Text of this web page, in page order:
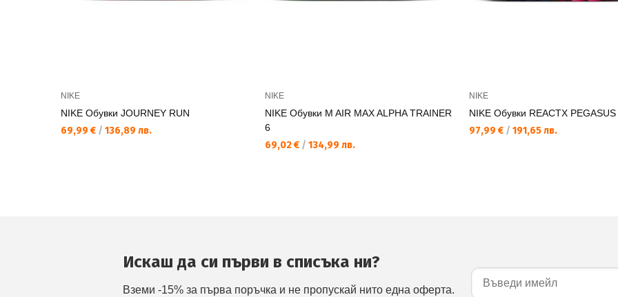
NIKE
NIKE Обувки JOURNEY RUN
69,99 € / 136,89 лв.
NIKE
NIKE Обувки M AIR MAX ALPHA TRAINER
6
69,02 € / 134,99 лв.
NIKE
NIKE Обувки REACTX
97,99 € / 191,65 лв.
Искаш да си първи в списъка ни?
Вземи -15% за първа поръчка и не пропускай нито една оферта.